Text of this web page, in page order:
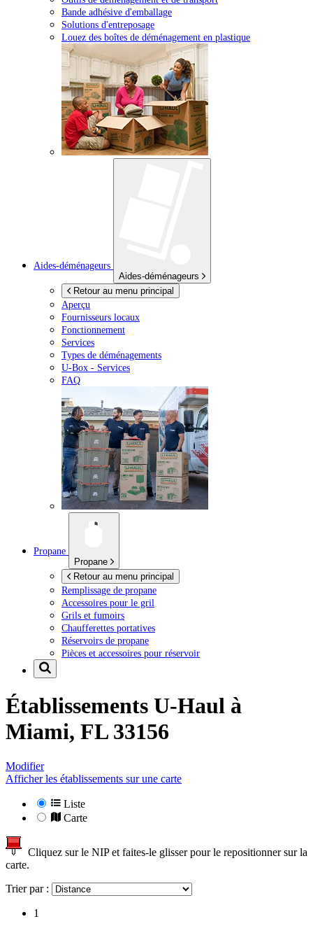
Bande adhésive d'emballage
Solutions d'entreposage
Louez des boîtes de déménagement en plastique
Aides-déménageurs
Aides-déménageurs
Retour au menu principal
Aperçu
Fournisseurs locaux
Fonctionnement
Services
Types de déménagements
U-Box - Services
FAQ
Propane
Propane
Retour au menu principal
Remplissage de propane
Accessoires pour le gril
Grils et fumoirs
Chaufferettes portatives
Réservoirs de propane
Pièces et accessoires pour réservoir
Établissements U-Haul à
Miami, FL 33156
Modifier
Afficher les établissements sur une carte
Liste
Carte
Cliquez sur le NIP et faites-le glisser pour le repositionner sur la
carte.
Trier par :
1